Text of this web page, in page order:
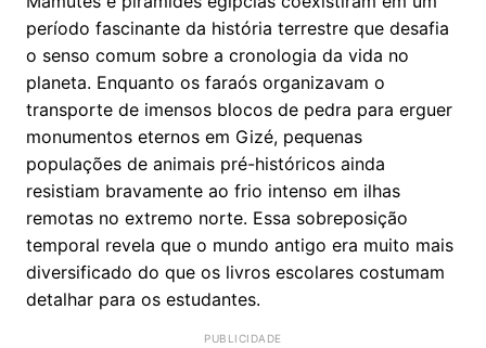
período fascinante da história terrestre que desafia
o senso comum sobre a cronologia da vida no
planeta. Enquanto os faraós organizavam o
transporte de imensos blocos de pedra para erguer
monumentos eternos em Gizé, pequenas
populações de animais pré-históricos ainda
resistiam bravamente ao frio intenso em ilhas
remotas no extremo norte. Essa sobreposição
temporal revela que o mundo antigo era muito mais
diversificado do que os livros escolares costumam
detalhar para os estudantes.